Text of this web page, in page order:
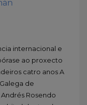
internacional e
ao proxecto
catro anos A
de
Rosendo